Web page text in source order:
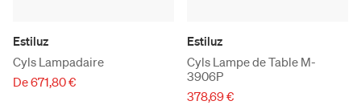
Estiluz
Cyls Lampadaire
De 671,80 €
Estiluz
Cyls Lampe de Table M-
3906P
378,69 €